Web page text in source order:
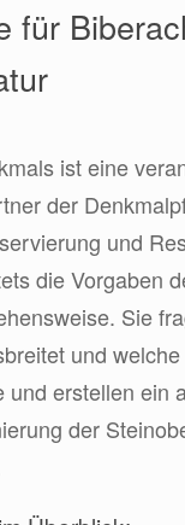
für
ist eine
der
und
die Vorgaben
Sie
und
und erstellen ein
der